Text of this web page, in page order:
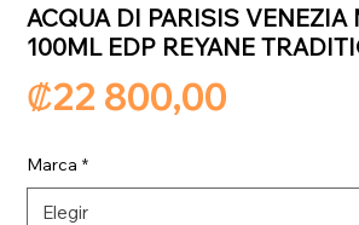
ACQUA DI PARISIS VENEZIA
100ML EDP REYANE
₡22 800,00
Marca *